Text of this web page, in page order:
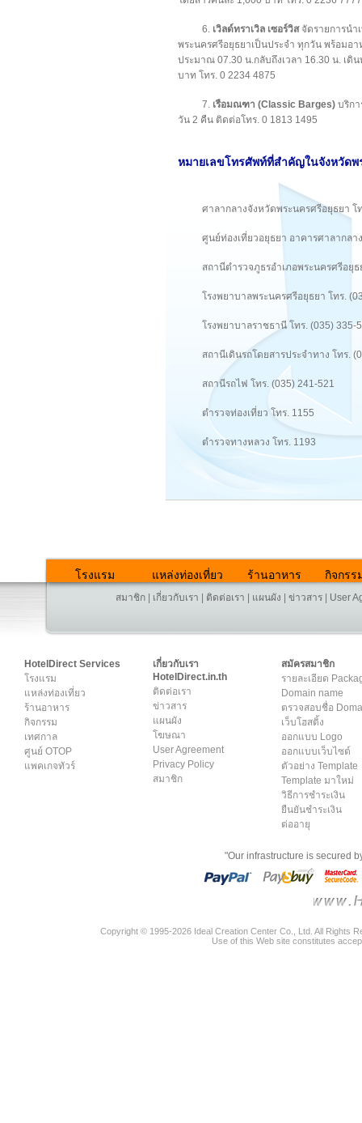
6. เวิลด์ทราเวิล เซอร์วิสจัดรายการนำ
พระนครศรีอยุธยาเป็นประจำ ทุกวัน พร้อมอ
ประมาณ 07.30 น.กลับถึงเวลา 16.30 น. เดิ
บาท โทร. 0 2234 4875
7. เรือมณฑา (Classic Barges) บริก
วัน 2 คืน ติดต่อโทร. 0 1813 1495
หมายเลขโทรศัพท์ที่สำคัญในจังหวัดพ
ศาลากลางจังหวัดพระนครศรีอยุธยา โ
ศูนย์ท่องเที่ยวอยุธยา อาคารศาลากลา
สถานีตำรวจภูธรอำเภอพระนครศรีอยุ
โรงพยาบาลพระนครศรีอยุธยา โทร.
โรงพยาบาลราชธานี โทร. (035) 335-
สถานีเดินรถโดยสารประจำทาง โทร.
สถานีรถไฟ โทร. (035) 241-521
ตำรวจท่องเที่ยว โทร. 1155
ตำรวจทางหลวง โทร. 1193
โรงแรม แหล่งท่องเที่ยว ร้านอาหาร กิจกรร
สมาชิก เกี่ยวกับเรา ติดต่อเรา แผนผัง ข่าวสาร User
HotelDirect Services
โรงแรม
แหล่งท่องเที่ยว
ร้านอาหาร
กิจกรรม
เทศกาล
ศูนย์ OTOP
แพคเกจทัวร์
เกี่ยวกับเรา
HotelDirect.in.th
ติดต่อเรา
ข่าวสาร
แผนผัง
โฆษณา
User Agreement
Privacy Policy
สมาชิก
สมัครสมาชิก
รายละเอียด
Domain name
ตรวจสอบชื่อ
เว็บโฮสติ้ง
ออกแบบ Logo
ออกแบบเว็บไซต์
ตัวอย่าง Template
Template มาใหม่
วิธีการชำระเงิน
ยืนยันชำระเงิน
ต่ออายุ
"Our infrastructure is secured
Copyright © 1995-2026 Ideal Creation Center Co., Ltd. All Rights
Use of this Web site constitutes